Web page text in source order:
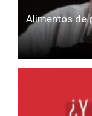
Alimentos de